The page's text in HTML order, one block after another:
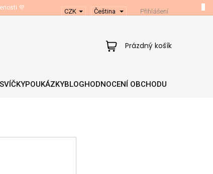
💜 CZK Čeština Přihlášení
Nákupní
Prázdný košík
POUKÁZKYBLOGHODNOCENÍ OBCHODU